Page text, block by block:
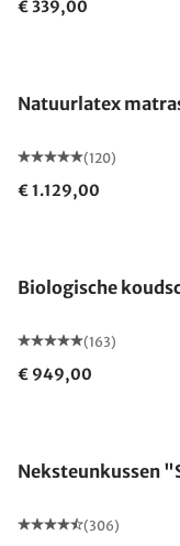
€ 339,00
Natuurlatex
(120)
€ 1.129,00
Biologische
(163)
€ 949,00
Neksteunkussen
(306)